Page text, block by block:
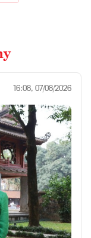
16:08, 07/08/2026